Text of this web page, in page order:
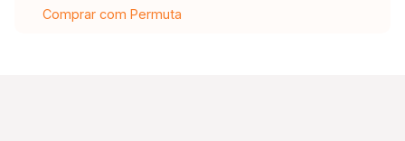
Comprar com Permuta